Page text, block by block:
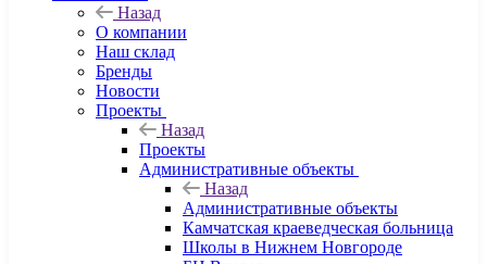
Назад
О компании
Наш склад
Бренды
Новости
Проекты
Назад
Проекты
Административные объекты
Назад
Административные объекты
Камчатская краеведческая больница
Школы в Нижнем Новгороде